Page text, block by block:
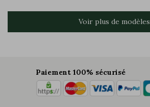
Voir plus de modèles
Paiement 100% sécurisé